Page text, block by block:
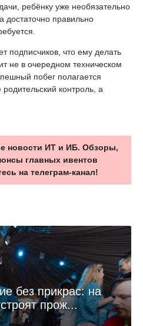
ребёнку уже необязательно
достаточно правильно
подписчиков, что ему делать
не в очередном техническом
побег полагается
контроль, а
новости ИТ и ИБ. Обзоры,
главных ивентов
на телеграм-канал!
без прикрас: на
прож...